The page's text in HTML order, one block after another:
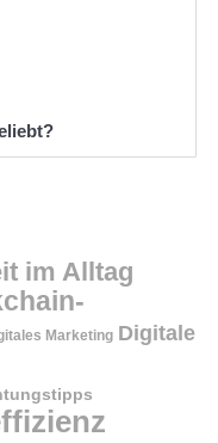
im Alltag
Marketing Digitale